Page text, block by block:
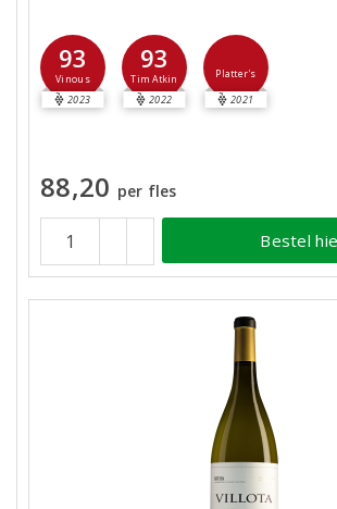
93
Vinous
2023
93
Tim Atkin
2022
Platter's
2021
88,20 per fles
Bestel